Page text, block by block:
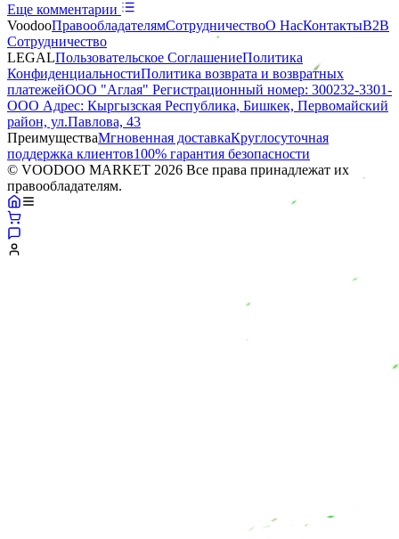
Еще комментарии
VoodooПравообладателямСотрудничествоО НасКонтактыB2B
Сотрудничество
LEGALПользовательское СоглашениеПолитика
КонфиденциальностиПолитика возврата и возвратных
платежейООО "Аглая" Регистрационный номер: 300232-3301-
ООО Адрес: Кыргызская Республика, Бишкек, Первомайский
район, ул.Павлова, 43
ПреимуществаМгновенная доставкаКруглосуточная
поддержка клиентов100% гарантия безопасности
© VOODOO MARKET 2026 Все права принадлежат их
правообладателям.